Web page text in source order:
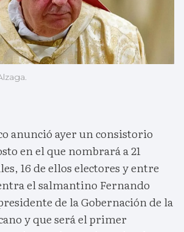
anunció ayer un consistorio
en el que nombrará a 21
16 de ellos electores y entre
el salmantino Fernando
de la Gobernación de la
y que será el primer